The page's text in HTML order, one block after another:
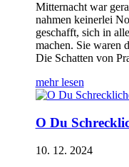
Mitternacht war
nahmen keinerlei
geschafft, sich in
machen. Sie waren
Die Schatten von
mehr lesen
O Du
10. 12. 2024